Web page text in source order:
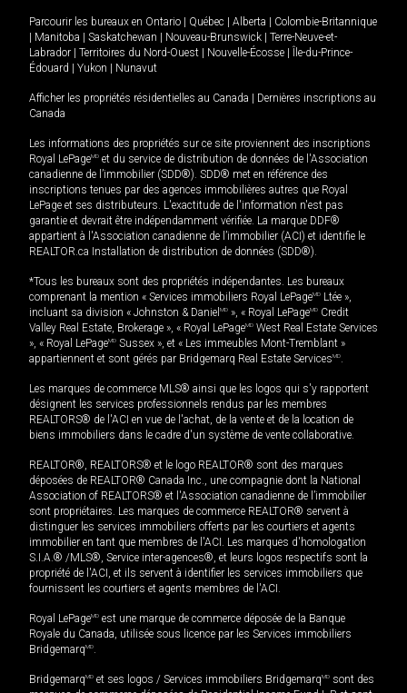
Parcourir les bureaux en Ontario Québec Alberta
Colombie-Britannique
Manitoba Saskatchewan Nouveau-Brunswick
Terre-Neuve-et-
Labrador
Territoires du Nord-Ouest Nouvelle-Écosse
Île-du-Prince-
Édouard
Yukon Nunavut
Afficher les propriétés résidentielles au Canada
Dernières inscriptions au
Canada
Les informations des propriétés sur ce site proviennent des inscriptions
Royal LePageMD et du service de distribution de données de l'Association
canadienne de l’immobilier (SDD®). SDD® met en référence des
inscriptions tenues par des agences immobilières autres que Royal
LePage et ses distributeurs. L'exactitude de l'information n'est pas
garantie et devrait être indépendamment vérifiée. La marque DDF®
appartient à l'Association canadienne de l’immobilier (ACI) et identifie le
REALTOR.ca Installation de distribution de données (SDD®).
*Tous les bureaux sont des propriétés indépendantes. Les bureaux
comprenant la mention « Services immobiliers Royal LePageMD Ltée »,
incluant sa division « Johnston & Daniel MD », « Royal LePageMD Credit
Valley Real Estate, Brokerage », « Royal LePageMD West Real Estate Services
», « Royal LePageMD Sussex », et « Les immeubles Mont-Tremblant »
appartiennent et sont gérés par Bridgemarq Real Estate ServicesMD.
Les marques de commerce MLS® ainsi que les logos qui s'y rapportent
désignent les services professionnels rendus par les membres
REALTORS® de l'ACI en vue de l'achat, de la vente et de la location de
biens immobiliers dans le cadre d'un système de vente collaborative.
REALTOR®, REALTORS® et le logo REALTOR® sont des marques
déposées de REALTOR® Canada Inc., une compagnie dont la National
Association of REALTORS® et l'Association canadienne de l’immobilier
sont propriétaires. Les marques de commerce REALTOR® servent à
distinguer les services immobiliers offerts par les courtiers et agents
immobilier en tant que membres de l'ACI. Les marques d'homologation
S.I.A.® /MLS®, Service inter-agences®, et leurs logos respectifs sont la
propriété de l'ACI, et ils servent à identifier les services immobiliers que
fournissent les courtiers et agents membres de l'ACI.
Royal LePageMD est une marque de commerce déposée de la Banque
Royale du Canada, utilisée sous licence par les Services immobiliers
BridgemarqMD.
BridgemarqMD et ses logos / Services immobiliers BridgemarqMD sont des